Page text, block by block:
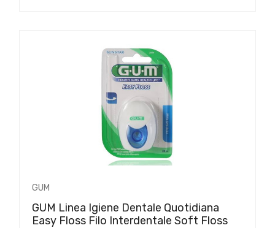
GUM
GUM Linea Igiene Dentale Quotidiana
Easy Floss Filo Interdentale Soft Floss